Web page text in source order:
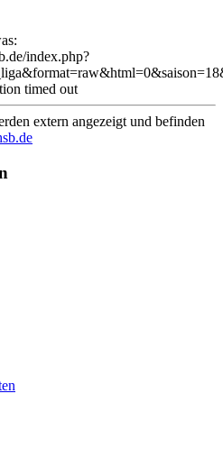
index.php?
timed out
extern angezeigt und befinden